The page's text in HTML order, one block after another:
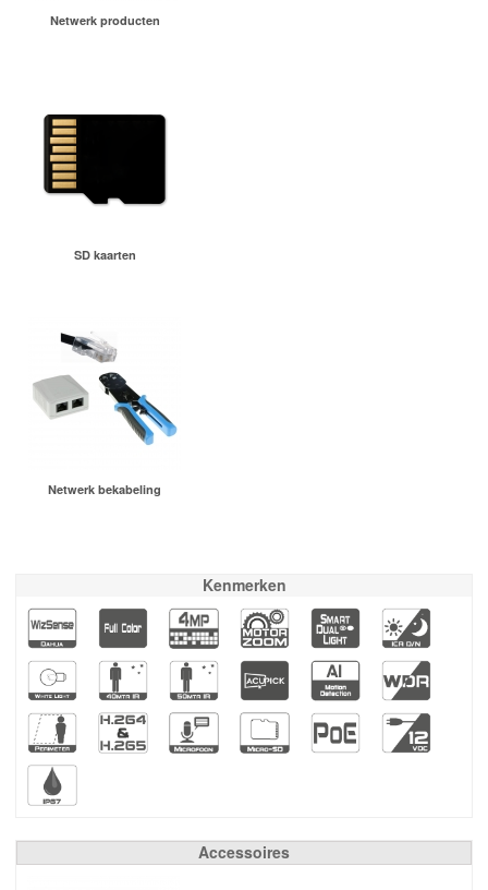
Netwerk producten
SD kaarten
Netwerk bekabeling
Kenmerken
Accessoires